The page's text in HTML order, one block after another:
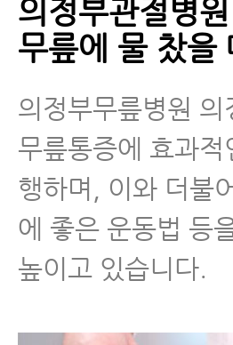
의정부관절병
무릎에 물 찼을
의정부무릎병원
무릎통증에 효과
행하며, 이와 더불
에 좋은 운동법 등
높이고 있습니다.